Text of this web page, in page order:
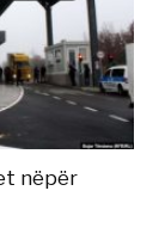
nëpër